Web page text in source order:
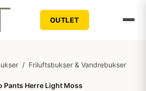
OUTLET
/ Friluftsbukser & Vandrebukser
Pants Herre Light Moss